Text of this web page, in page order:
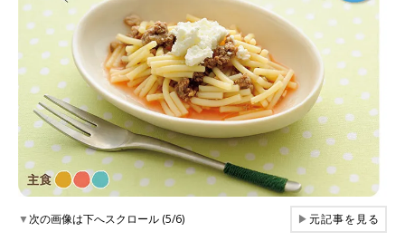
▼次の画像は下へスクロール (5/6) ▶元記事を見る